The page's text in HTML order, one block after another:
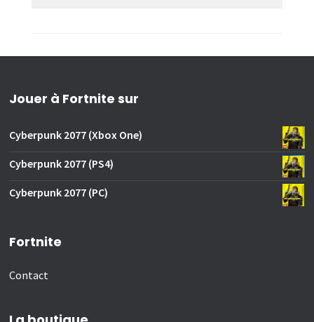
Jouer à Fortnite sur
Cyberpunk 2077 (Xbox One)
Cyberpunk 2077 (PS4)
Cyberpunk 2077 (PC)
Fortnite
Contact